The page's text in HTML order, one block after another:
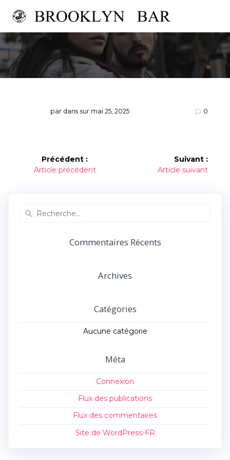
au
par dans sur mai 25, 2025 0
Navigation
Précédent :
Article
Article précédent
Suivant :
Article
Article suivant
Commentaires Récents
Archives
Catégories
Aucune catégorie
Méta
Connexion
Flux des publications
Flux des commentaires
Site de WordPress-FR